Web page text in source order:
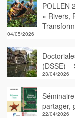
POLLEN
« Rivers,
04/05/2026
(DSSE) –
23/04/2026
partager,
22/04/2026